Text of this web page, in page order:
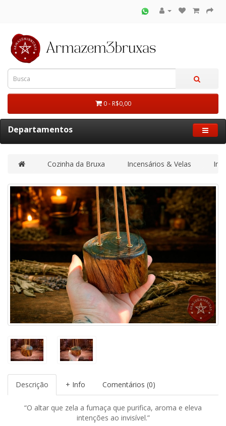
0 - R$0,00
Departamentos
Cozinha da Bruxa Incensários & Velas
Descrição + Info Comentários (0)
“O altar que zela a fumaça que purifica, aroma e eleva
intenções ao invisível.”